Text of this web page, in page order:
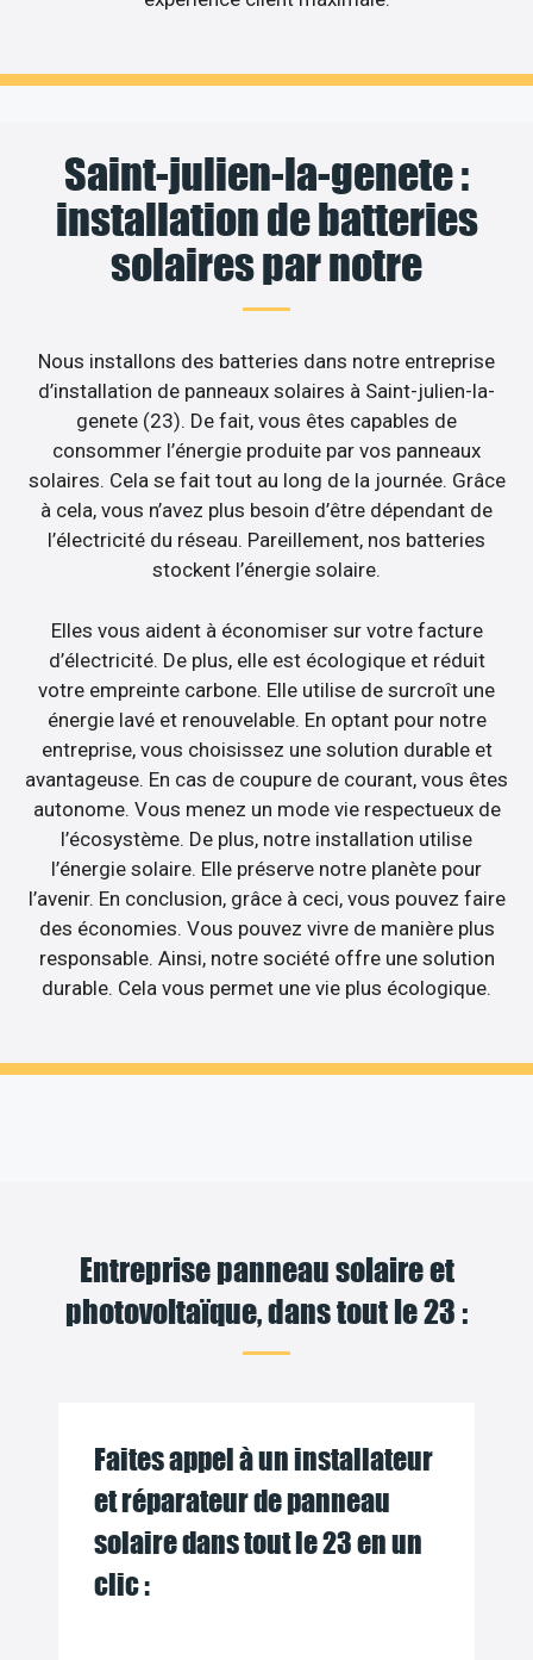
Saint-julien-la-genete :
installation de batteries
solaires par notre
Nous installons des batteries dans notre entreprise
d’installation de panneaux solaires à Saint-julien-la-
genete (23). De fait, vous êtes capables de
consommer l’énergie produite par vos panneaux
solaires. Cela se fait tout au long de la journée. Grâce
à cela, vous n’avez plus besoin d’être dépendant de
l’électricité du réseau. Pareillement, nos batteries
stockent l’énergie solaire.
Elles vous aident à économiser sur votre facture
d’électricité. De plus, elle est écologique et réduit
votre empreinte carbone. Elle utilise de surcroît une
énergie lavé et renouvelable. En optant pour notre
entreprise, vous choisissez une solution durable et
avantageuse. En cas de coupure de courant, vous êtes
autonome. Vous menez un mode vie respectueux de
l’écosystème. De plus, notre installation utilise
l’énergie solaire. Elle préserve notre planète pour
l’avenir. En conclusion, grâce à ceci, vous pouvez faire
des économies. Vous pouvez vivre de manière plus
responsable. Ainsi, notre société offre une solution
durable. Cela vous permet une vie plus écologique.
Entreprise panneau solaire et
photovoltaïque, dans tout le 23 :
Faites appel à un installateur
et réparateur de panneau
solaire dans tout le 23 en un
clic :